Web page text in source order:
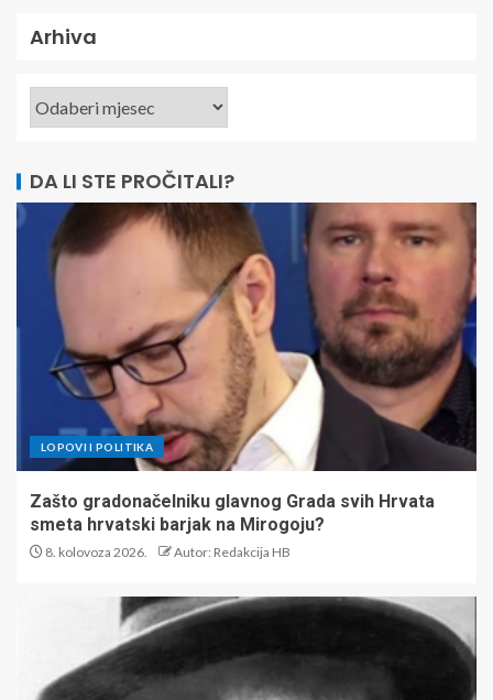
Arhiva
DA LI STE PROČITALI?
LOPOVI I POLITIKA
Zašto gradonačelniku glavnog Grada svih Hrvata
smeta hrvatski barjak na Mirogoju?
8. kolovoza 2026. Autor: Redakcija HB